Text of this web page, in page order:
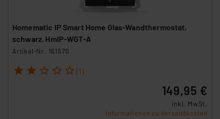
Homematic IP Smart Home Glas-Wandthermostat,
schwarz, HmIP-WGT-A
Artikel-Nr. 161570
1 2 3 4 5 (1)
149,95 €
inkl. MwSt.
Informationen zu Versandkosten